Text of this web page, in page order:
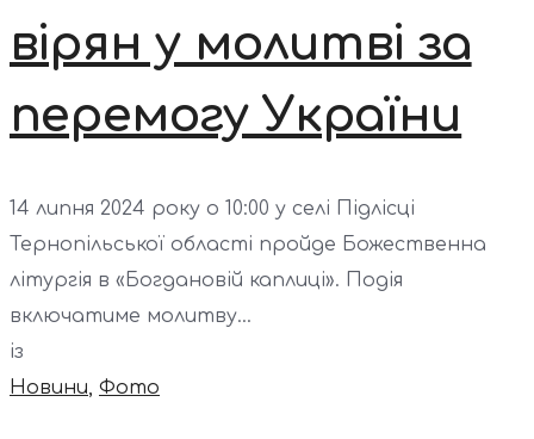
вірян у молитві за
перемогу України
14 липня 2024 року о 10:00 у селі Підлісці
Тернопільської області пройде Божественна
літургія в «Богдановій каплиці». Подія
включатиме молитву...
із
Новини, Фото